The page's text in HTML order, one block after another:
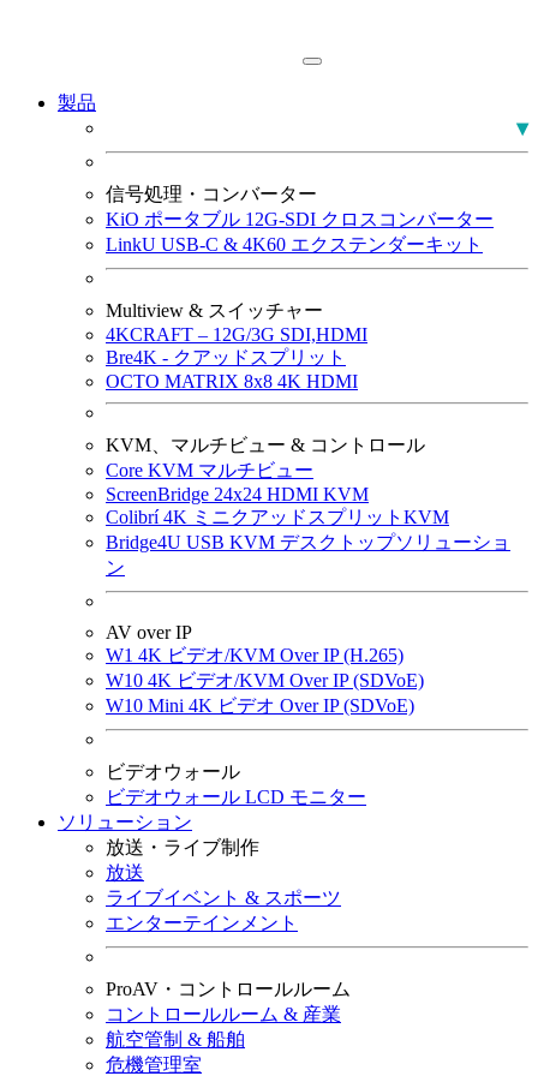
製品
信号処理・コンバーター
KiO ポータブル 12G-SDI クロスコンバーター
LinkU USB-C & 4K60 エクステンダーキット
Multiview & スイッチャー
4KCRAFT – 12G/3G SDI,HDMI
Bre4K - クアッドスプリット
OCTO MATRIX 8x8 4K HDMI
KVM、マルチビュー & コントロール
Core KVM マルチビュー
ScreenBridge 24x24 HDMI KVM
Colibrí 4K ミニクアッドスプリットKVM
Bridge4U USB KVM デスクトップソリューショ
ン
AV over IP
W1 4K ビデオ/KVM Over IP (H.265)
W10 4K ビデオ/KVM Over IP (SDVoE)
W10 Mini 4K ビデオ Over IP (SDVoE)
ビデオウォール
ビデオウォール LCD モニター
ソリューション
放送・ライブ制作
放送
ライブイベント & スポーツ
エンターテインメント
ProAV・コントロールルーム
コントロールルーム & 産業
航空管制 & 船舶
危機管理室